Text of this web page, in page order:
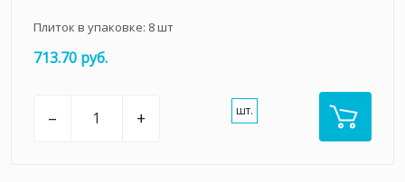
Плиток в упаковке: 8шт
713.70 руб.
– + шт.